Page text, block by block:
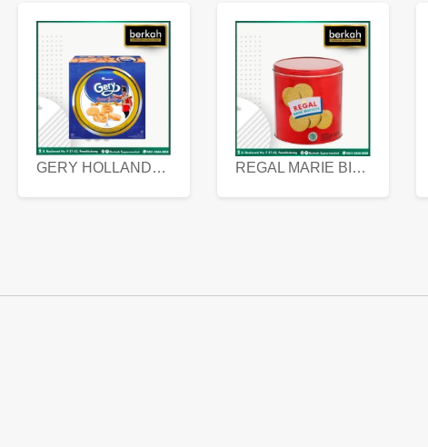
GERY HOLLANDA BUTTER COOKIES 450 GRAM REGAL MARIE BISCUIT KALENG 550 GRAM